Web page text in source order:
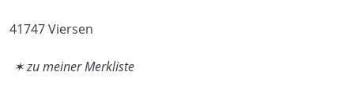
41747 Viersen
✶ zu meiner Merkliste